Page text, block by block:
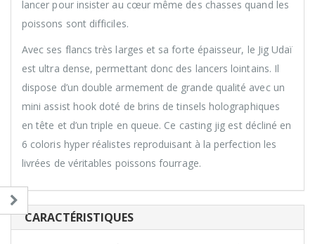
lancer pour insister au cœur même des chasses quand les
poissons sont difficiles.
Avec ses flancs très larges et sa forte épaisseur, le Jig Udaï
est ultra dense, permettant donc des lancers lointains. Il
dispose d’un double armement de grande qualité avec un
mini assist hook doté de brins de tinsels holographiques
en tête et d’un triple en queue. Ce casting jig est décliné en
6 coloris hyper réalistes reproduisant à la perfection les
livrées de véritables poissons fourrage.
CARACTÉRISTIQUES